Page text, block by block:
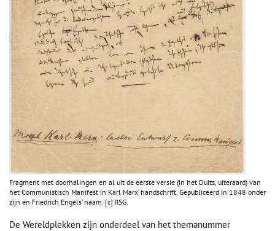
Fragment met doorhalingen en al uit de eerste versie (in het Duits, uiteraard) van
het Communistisch Manifest in Karl Marx’ handschrift. Gepubliceerd in 1848 onder
zijn en Friedrich Engels’ naam. [c] IISG.
De Wereldplekken zijn onderdeel van het themanummer